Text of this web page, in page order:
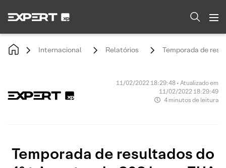
Internacional Relatórios Temporada de
11/02/2022 18:29:48 • Atualizado em
11/02/2022 18:29:49
4 minutos de leitura
Temporada de resultados do